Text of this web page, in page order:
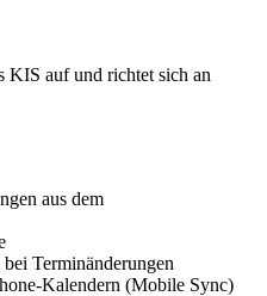
KIS auf und richtet sich an
aus dem
Terminänderungen
Kalendern (Mobile Sync)